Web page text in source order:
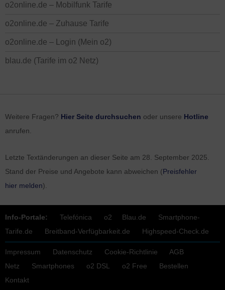
o2online.de – Mobilfunk Tarife
o2online.de – Zuhause Tarife
o2online.de – Login (Mein o2)
blau.de (Tarife im o2 Netz)
Weitere Fragen? Hier Seite durchsuchen oder unsere Hotline
anrufen.
Letzte Textänderungen an dieser Seite am 28. September 2025
Stand der Preise und Angebote kann abweichen (Preisfehler
hier melden).
Info-Portale: Telefónica o2 Blau.de
Smartphone-
Tarife.de
Breitband-Verfügbarkeit.de Highspeed-Check.de
Impressum Datenschutz Cookie-Richtlinie
AGB
Netz
Smartphones o2 DSL o2 Free
Bestellen
Kontakt